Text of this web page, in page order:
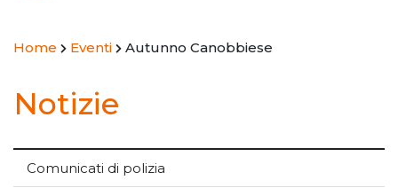
Home Eventi Autunno Canobbiese
Notizie
Comunicati di polizia